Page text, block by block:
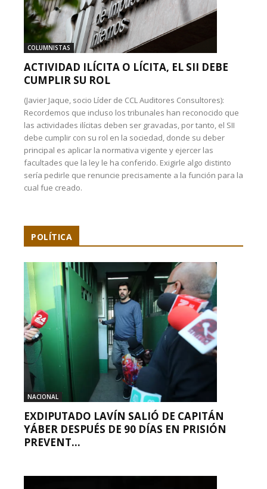
COLUMNISTAS
ACTIVIDAD ILÍCITA O LÍCITA, EL SII DEBE
CUMPLIR SU ROL
(Javier Jaque, socio Líder de CCL Auditores Consultores):
Recordemos que incluso los tribunales han reconocido que
las actividades ilícitas deben ser gravadas, por tanto, el SII
debe cumplir con su rol en la sociedad, donde su deber
principal es aplicar la normativa vigente y ejercer las
facultades que la ley le ha conferido. Exigirle algo distinto
sería pedirle que renuncie precisamente a la función para la
cual fue creado.
POLÍTICA
NACIONAL
EXDIPUTADO LAVÍN SALIÓ DE CAPITÁN
YÁBER DESPUÉS DE 90 DÍAS EN PRISIÓN
PREVENT...